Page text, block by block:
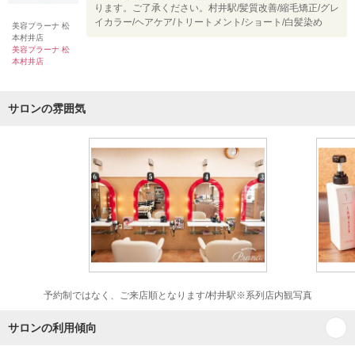
美容プラーナ 松
本村井店
美容プラーナ 松
本村井店
ります。ご了承ください。村井駅/髪質改善/縮毛矯正/グレ
イカラー/ヘアケア/トリートメント/ショート/白髪染め
サロンの雰囲気
予約制ではなく、ご来店順となります/村井駅※系列店内観写真
サロンの利用傾向